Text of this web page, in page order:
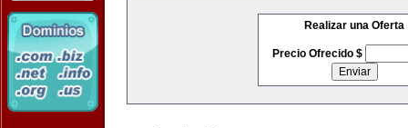
Realizar una Oferta
Precio Ofrecido $